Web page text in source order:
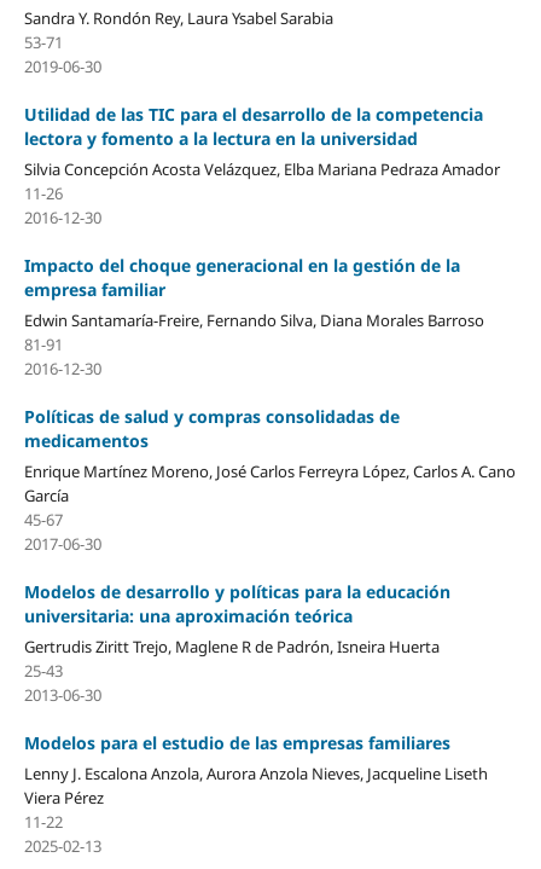
Sandra Y. Rondón Rey, Laura Ysabel Sarabia
53-71
2019-06-30
Utilidad de las TIC para el desarrollo de la competencia
lectora y fomento a la lectura en la universidad
Silvia Concepción Acosta Velázquez, Elba Mariana Pedraza Amador
11-26
2016-12-30
Impacto del choque generacional en la gestión de la
empresa familiar
Edwin Santamaría-Freire, Fernando Silva, Diana Morales Barroso
81-91
2016-12-30
Políticas de salud y compras consolidadas de
medicamentos
Enrique Martínez Moreno, José Carlos Ferreyra López, Carlos A. Cano
García
45-67
2017-06-30
Modelos de desarrollo y políticas para la educación
universitaria: una aproximación teórica
Gertrudis Ziritt Trejo, Maglene R de Padrón, Isneira Huerta
25-43
2013-06-30
Modelos para el estudio de las empresas familiares
Lenny J. Escalona Anzola, Aurora Anzola Nieves, Jacqueline Liseth
Viera Pérez
11-22
2025-02-13